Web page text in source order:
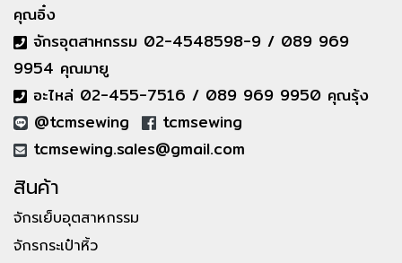
คุณอิ๋ง
จักรอุตสาหกรรม 02-4548598-9 / 089 969
9954 คุณมายู
อะไหล่ 02-455-7516 / 089 969 9950 คุณรุ้ง
@tcmsewing
tcmsewing
tcmsewing.sales@gmail.com
สินค้า
จักรเย็บอุตสาหกรรม
จักรกระเป๋าหิ้ว